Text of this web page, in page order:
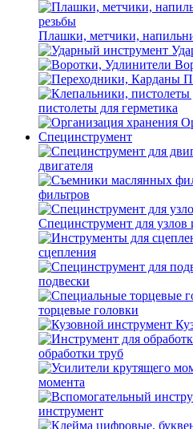
Плашки, метчики,
пистолеты для герметика
Специнструмент
двигателя
фильтров
Специнструмент для узлов
сцепления
подвески
торцевые головки
обработки труб
момента
инструмент